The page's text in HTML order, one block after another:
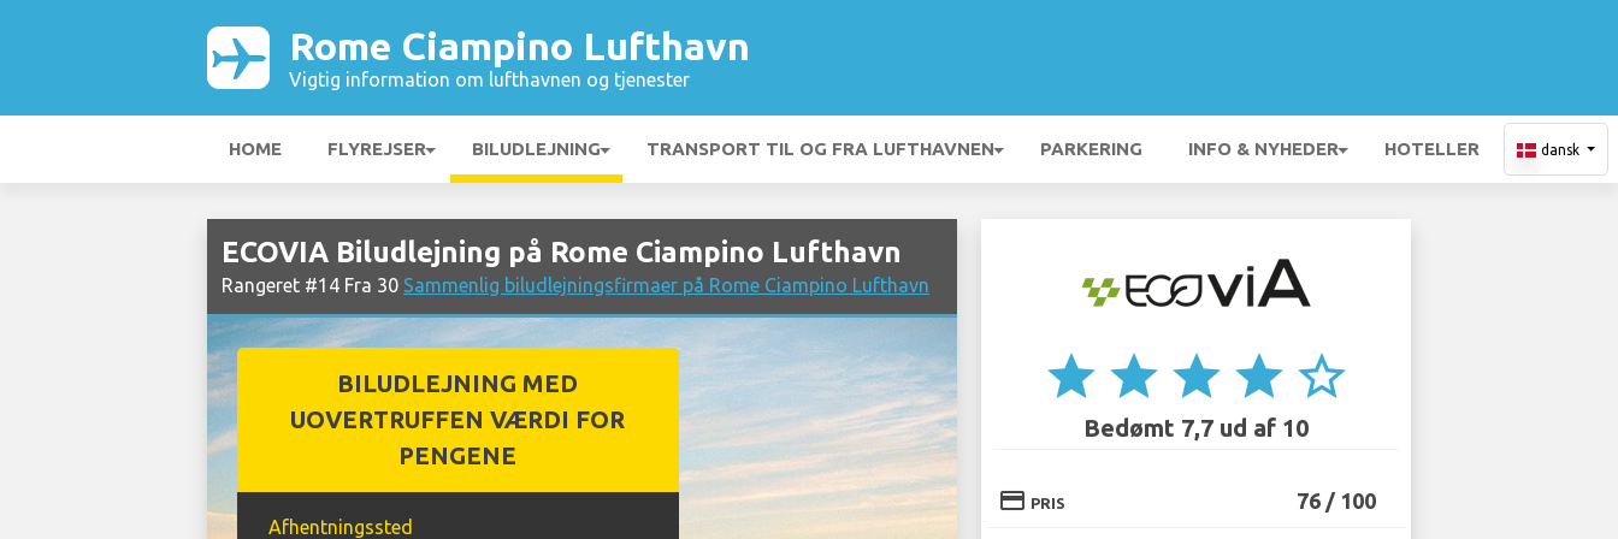
Rome Ciampino Lufthavn
Vigtig information om lufthavnen og tjenester
HOME FLYREJSER BILUDLEJNING TRANSPORT TIL OG FRA LUFTHAVNEN PARKERING INFO & NYHEDER HOTELLER dansk
ECOVIA Biludlejning på Rome Ciampino Lufthavn
Rangeret #14 Fra 30 Sammenlig biludlejningsfirmaer på Rome Ciampino Lufthavn
BILUDLEJNING MED
UOVERTRUFFEN VÆRDI FOR
PENGENE
Afhentningssted
star star star star star_border
Bedømt 7,7 ud af 10
credit_card PRIS 76 / 100